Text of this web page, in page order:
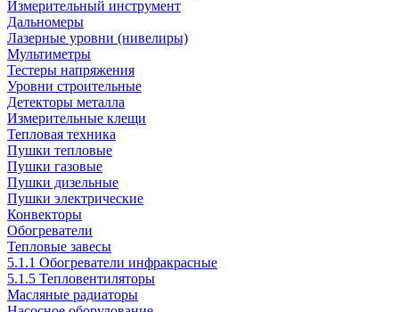
Измерительный инструмент
Дальномеры
Лазерные уровни (нивелиры)
Мультиметры
Тестеры напряжения
Уровни строительные
Детекторы металла
Измерительные клещи
Тепловая техника
Пушки тепловые
Пушки газовые
Пушки дизельные
Пушки электрические
Конвекторы
Обогреватели
Тепловые завесы
5.1.1 Обогреватели инфракрасные
5.1.5 Тепловентиляторы
Масляные радиаторы